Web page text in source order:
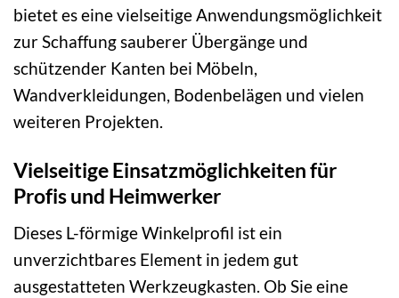
bietet es eine vielseitige Anwendungsmöglichkeit
zur Schaffung sauberer Übergänge und
schützender Kanten bei Möbeln,
Wandverkleidungen, Bodenbelägen und vielen
weiteren Projekten.
Vielseitige Einsatzmöglichkeiten für
Profis und Heimwerker
Dieses L-förmige Winkelprofil ist ein
unverzichtbares Element in jedem gut
ausgestatteten Werkzeugkasten. Ob Sie eine